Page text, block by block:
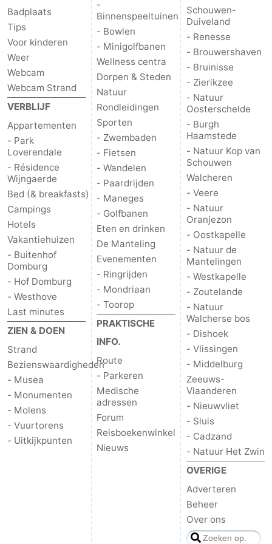
Route
-
Parkeren
Reisboekenwinkel
Nieuws
Medische
adressen
Regio
Zeeland
Schouwen-
Duiveland
-
Renesse
-
Brouwershaven
Bruinisse
-
Zierikzee
-
Natuur
Oosterschelde
Burgh
Haamstede
Natuur
Walcheren
Badplaats
Tips
Voor kinderen
Weer
Webcam
Webcam Strand
VERBLIJF
Appartementen
- Park
Loverendale
- Résidence
Wijngaerde
Bed (& breakfasts)
Campings
Hotels
Vakantiehuizen
- Buitenhof
Domburg
- Hof Domburg
- Westhove
Last minutes
ZIEN & DOEN
Strand
Bezienswaardigheden
- Musea
- Monumenten
- Molens
- Vuurtorens
- Uitkijkpunten
-
Binnenspeeltuinen
- Bowlen
- Minigolfbanen
Wellness centra
Dorpen & Steden
Natuur
Rondleidingen
Sporten
- Zwembaden
- Fietsen
- Wandelen
- Paardrijden
- Maneges
- Golfbanen
Eten en drinken
De Manteling
Evenementen
- Ringrijden
- Mondriaan
- Toorop
PRAKTISCHE
INFO.
Route
- Parkeren
Medische
adressen
Forum
Reisboekenwinkel
Nieuws
Schouwen-
Duiveland
- Renesse
- Brouwershaven
- Bruinisse
- Zierikzee
- Natuur
Oosterschelde
- Burgh
Haamstede
- Natuur Kop van
Schouwen
Walcheren
- Veere
- Natuur
Oranjezon
- Oostkapelle
- Natuur de
Mantelingen
- Westkapelle
- Zoutelande
- Natuur
Walcherse bos
- Dishoek
- Vlissingen
- Middelburg
Zeeuws-
Vlaanderen
- Nieuwvliet
- Sluis
- Cadzand
- Natuur Het Zwin
OVERIGE
Adverteren
Beheer
Over ons